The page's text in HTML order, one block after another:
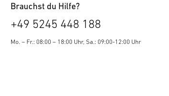
Brauchst du Hilfe?
+49 5245 448 188
Mo. – Fr.: 08:00 – 18:00 Uhr, Sa.: 09:00-12:00 Uhr